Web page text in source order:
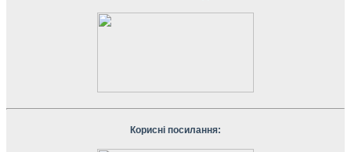
Корисні посилання: